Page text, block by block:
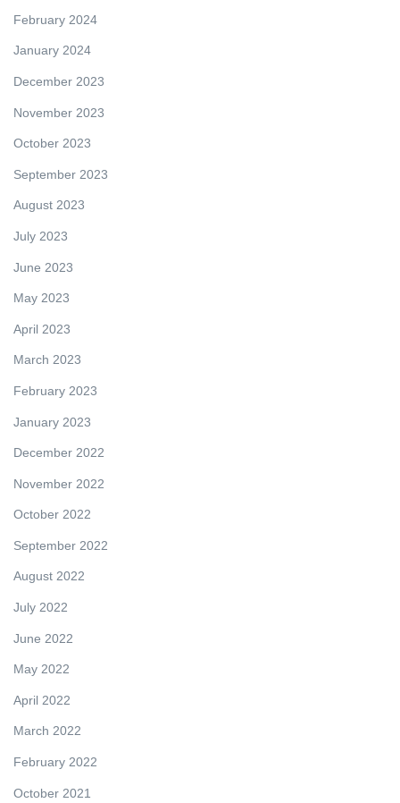
February 2024
January 2024
December 2023
November 2023
October 2023
September 2023
August 2023
July 2023
June 2023
May 2023
April 2023
March 2023
February 2023
January 2023
December 2022
November 2022
October 2022
September 2022
August 2022
July 2022
June 2022
May 2022
April 2022
March 2022
February 2022
October 2021